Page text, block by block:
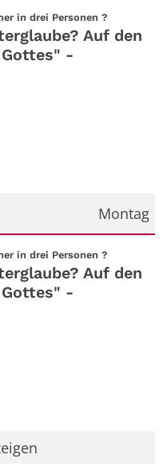
in drei Personen ?
Auf den
Gottes" -
Montag
in drei Personen ?
Auf den
Gottes" -